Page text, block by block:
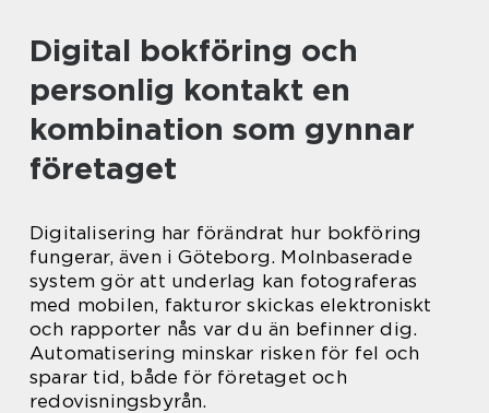
Digital bokföring och
personlig kontakt en
kombination som gynnar
företaget
Digitalisering har förändrat hur bokföring
fungerar, även i Göteborg. Molnbaserade
system gör att underlag kan fotograferas
med mobilen, fakturor skickas elektroniskt
och rapporter nås var du än befinner dig.
Automatisering minskar risken för fel och
sparar tid, både för företaget och
redovisningsbyrån.